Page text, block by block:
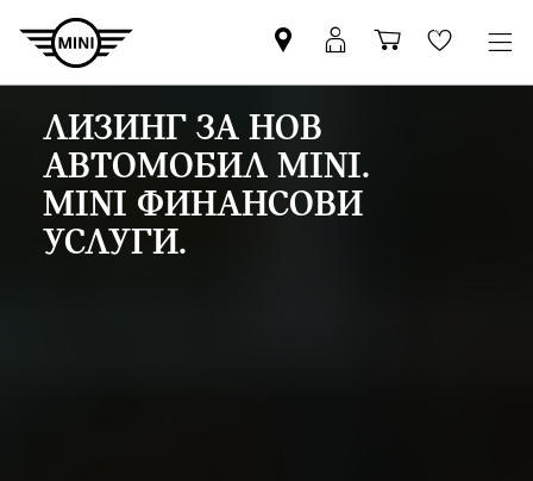
Намерете
партньор
на
MINI
Вход
в
Количка
за
Wishlist
ЛИЗИНГ ЗА НОВ
АВТОМОБИЛ MINI.
MINI ФИНАНСОВИ
УСЛУГИ.